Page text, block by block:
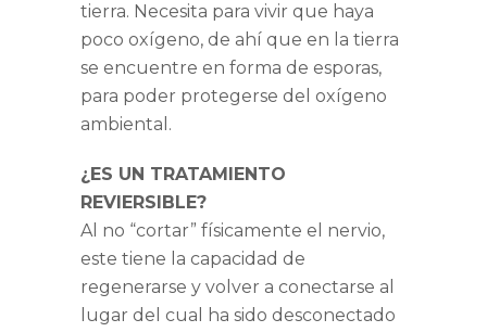
tierra. Necesita para vivir que haya
poco oxígeno, de ahí que en la tierra
se encuentre en forma de esporas,
para poder protegerse del oxígeno
ambiental.
¿ES UN TRATAMIENTO
REVIERSIBLE?
Al no “cortar” físicamente el nervio,
este tiene la capacidad de
regenerarse y volver a conectarse al
lugar del cual ha sido desconectado